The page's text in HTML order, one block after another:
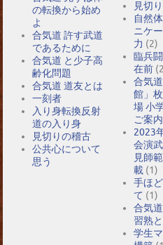
の転換から始め
よ
合気道 許す武道
であるために
合気道 と少子高
齢化問題
合気道 道友とは
一刻者
入り身転換反射
道の入り身
見切りの稽古
公共心について
思う
見切
自然
ニケ
力 (2)
臨兵
在前
合気
館」
場 小
ご案内
2023
会演
見師
載 (1)
手ほ
て (1)
合気
習熟
学生